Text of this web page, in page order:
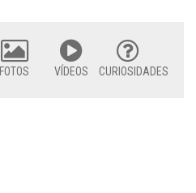
FOTOS VÍDEOS CURIOSIDADES